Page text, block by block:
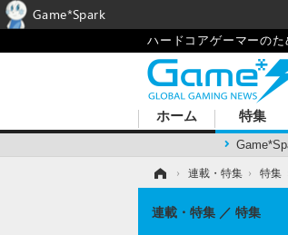
ハードコアゲーマーの
ホーム 特集
› 連載・特集 › 特集
連載・特集 特集
Game*Spark